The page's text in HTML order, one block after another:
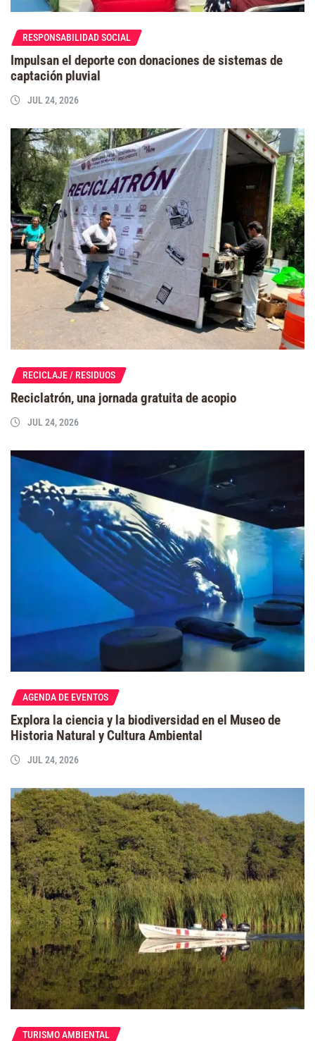
RESPONSABILIDAD SOCIAL
Impulsan el deporte con donaciones de sistemas de
captación pluvial
JUL 24, 2026
RECICLAJE / RESIDUOS
Reciclatrón, una jornada gratuita de acopio
JUL 24, 2026
AGENDA DE EVENTOS
Explora la ciencia y la biodiversidad en el Museo de
Historia Natural y Cultura Ambiental
JUL 24, 2026
TURISMO AMBIENTAL